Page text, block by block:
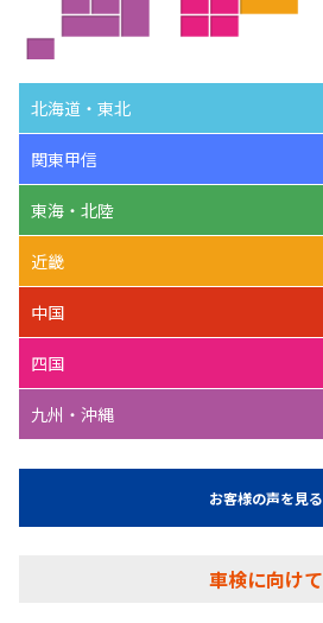
北海道・東北
関東甲信
東海・北陸
近畿
中国
四国
九州・沖縄
お客様の声を見る
車検に向けて